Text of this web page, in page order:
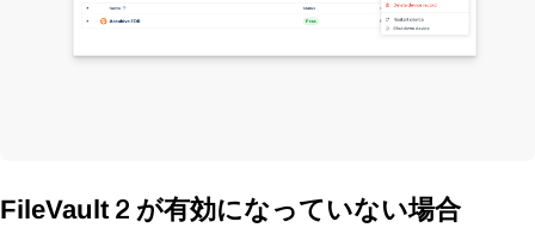
FileVault2 が有効になっていない場合